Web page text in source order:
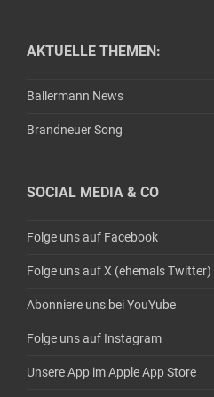
AKTUELLE THEMEN:
Ballermann News
Brandneuer Song
SOCIAL MEDIA & CO
Folge uns auf Facebook
Folge uns auf X (ehemals Twitter)
Abonniere uns bei YouYube
Folge uns auf Instagram
Unsere App im Apple App Store